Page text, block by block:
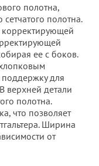
полотна,
полотна.
ее с боков.
для
верхней детали
полотна.
что позволяет
Ширина
от